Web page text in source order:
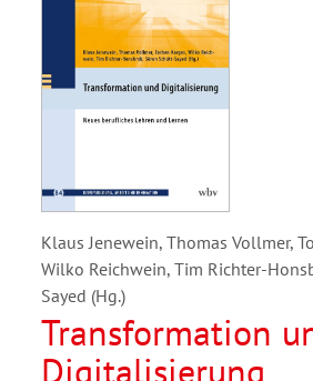
Klaus Jenewein, Thomas Vollmer,
Wilko Reichwein, Tim Richter-
Sayed (Hg.)
Transformation
Digitalisierung